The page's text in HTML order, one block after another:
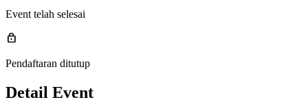
Event telah selesai
lock
Pendaftaran ditutup
Detail Event